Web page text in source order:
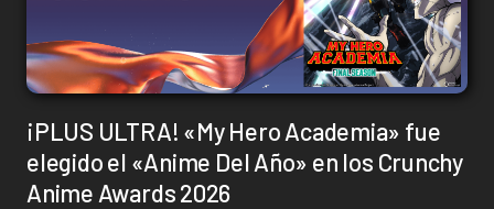
¡PLUS ULTRA! «My Hero Academia» fue
elegido el «Anime Del Año» en los Crunchy
Anime Awards 2026